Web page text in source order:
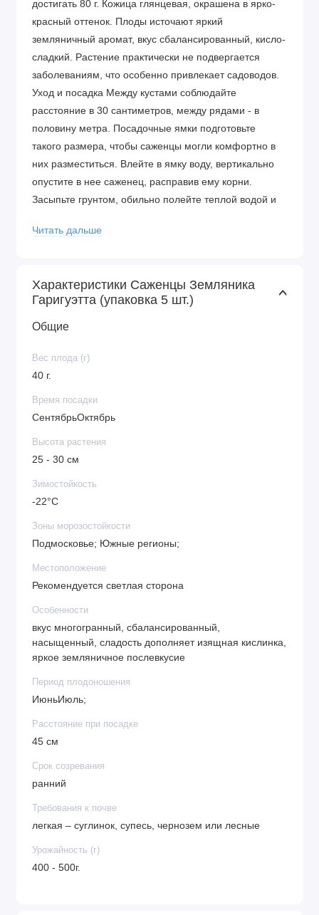
достигать 80 г. Кожица глянцевая, окрашена в ярко-
красный оттенок. Плоды источают яркий
земляничный аромат, вкус сбалансированный, кисло-
сладкий. Растение практически не подвергается
заболеваниям, что особенно привлекает садоводов.
Уход и посадка Между кустами соблюдайте
расстояние в 30 сантиметров, между рядами - в
половину метра. Посадочные ямки подготовьте
такого размера, чтобы саженцы могли комфортно в
них разместиться. Влейте в ямку воду, вертикально
опустите в нее саженец, расправив ему корни.
Засыпьте грунтом, обильно полейте теплой водой и
опилок. Преимущества сорта
Крупный размер ягод
Приятный вкус
Устойчивость к заболеваниям
Читать дальше
Характеристики Саженцы Земляника
Гаригуэтта (упаковка 5 шт.)
Общие
Вес плода (г)
40 г.
Время посадки
СентябрьОктябрь
Высота растения
25 - 30 см
Зимостойкость
-22°C
Зоны морозостойкости
Подмосковье; Южные регионы;
Местоположение
Рекомендуется светлая сторона
Особенности
вкус многогранный, сбалансированный,
насыщенный, сладость дополняет изящная кислинка,
яркое земляничное послевкусие
Период плодоношения
ИюньИюль;
Расстояние при посадке
45 см
Срок созревания
ранний
Требования к почве
легкая – суглинок, супесь, чернозем или лесные
Урожайность (г)
400 - 500г.